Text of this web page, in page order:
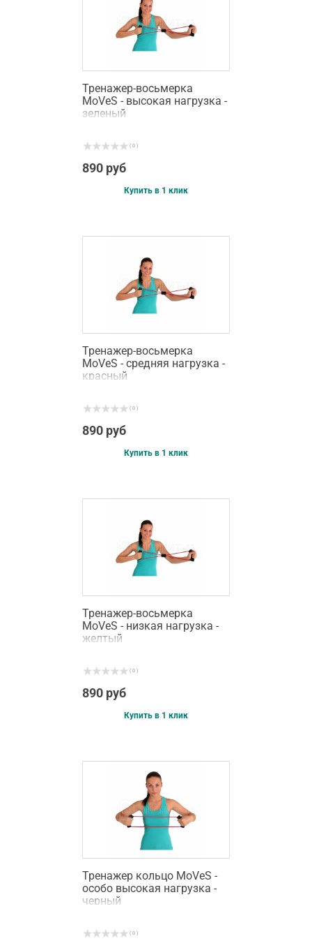
Тренажер-восьмерка
MoVeS - высокая нагрузка -
зеленый
( 0 )
890 руб
Купить в 1 клик
Тренажер-восьмерка
MoVeS - средняя нагрузка -
красный
( 0 )
890 руб
Купить в 1 клик
Тренажер-восьмерка
MoVeS - низкая нагрузка -
желтый
( 0 )
890 руб
Купить в 1 клик
Тренажер кольцо MoVeS -
особо высокая нагрузка -
черный
( 0 )